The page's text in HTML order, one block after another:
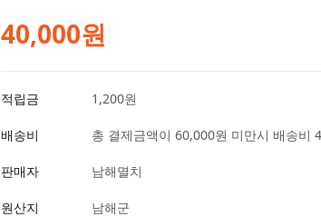
40,000원
적립금 1,200원
배송비 총 결제금액이 60,000원 미만시 배송비
판매자 남해멸치
원산지 남해군